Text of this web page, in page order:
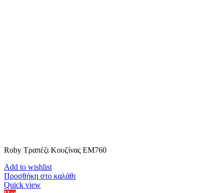
Roby Τραπέζι Κουζίνας ΕΜ760
Add to wishlist
Προσθήκη στο καλάθι
Quick view